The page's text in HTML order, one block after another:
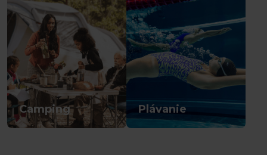
Camping Plávanie